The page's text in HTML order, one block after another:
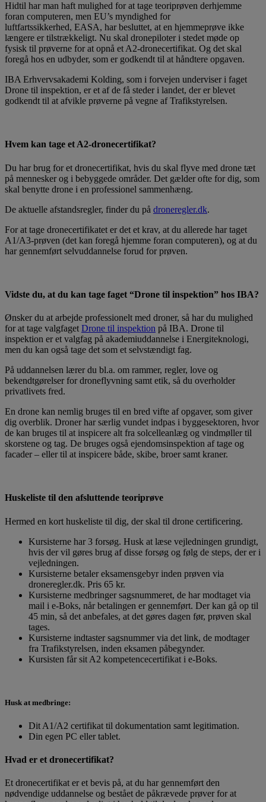
Hidtil har man haft mulighed for at tage teoriprøven derhjemme
foran computeren, men EU’s myndighed for
luftfartssikkerhed, EASA, har besluttet, at en hjemmeprøve ikke
længere er tilstrækkeligt. Nu skal dronepiloter i stedet møde op
fysisk til prøverne for at opnå et A2-dronecertifikat. Og det skal
foregå hos en udbyder, som er godkendt til at håndtere opgaven.
IBA Erhvervsakademi Kolding, som i forvejen underviser i faget
Drone til inspektion, er et af de få steder i landet, der er blevet
godkendt til at afvikle prøverne på vegne af Trafikstyrelsen.
Hvem kan tage et A2-dronecertifikat?
Du har brug for et dronecertifikat, hvis du skal flyve med drone tæt
på mennesker og i bebyggede områder. Det gælder ofte for dig, som
skal benytte drone i en professionel sammenhæng.
De aktuelle afstandsregler, finder du på droneregler.dk.
For at tage dronecertifikatet er det et krav, at du allerede har taget
A1/A3-prøven (det kan foregå hjemme foran computeren), og at du
har gennemført selvuddannelse forud for prøven.
Vidste du, at du kan tage faget “Drone til inspektion” hos IBA?
Ønsker du at arbejde professionelt med droner, så har du mulighed
for at tage valgfaget Drone til inspektion på IBA. Drone til
inspektion er et valgfag på akademiuddannelse i Energiteknologi,
men du kan også tage det som et selvstændigt fag.
På uddannelsen lærer du bl.a. om rammer, regler, love og
bekendtgørelser for droneflyvning samt etik, så du overholder
privatlivets fred.
En drone kan nemlig bruges til en bred vifte af opgaver, som giver
dig overblik. Droner har særlig vundet indpas i byggesektoren, hvor
de kan bruges til at inspicere alt fra solcelleanlæg og vindmøller til
skorstene og tag. De bruges også ejendomsinspektion af tage og
facader – eller til at inspicere både, skibe, broer samt kraner.
Huskeliste til den afsluttende teoriprøve
Hermed en kort huskeliste til dig, der skal til drone certificering.
Kursisterne har 3 forsøg. Husk at læse vejledningen grundigt,
hvis der vil gøres brug af disse forsøg og følg de steps, der er i
vejledningen.
Kursisterne betaler eksamensgebyr inden prøven via
droneregler.dk. Pris 65 kr.
Kursisterne medbringer sagsnummeret, de har modtaget via
mail i e-Boks, når betalingen er gennemført. Der kan gå op til
45 min, så det anbefales, at det gøres dagen før, prøven skal
tages.
Kursisterne indtaster sagsnummer via det link, de modtager
fra Trafikstyrelsen, inden eksamen påbegynder.
Kursisten får sit A2 kompetencecertifikat i e-Boks.
Husk at medbringe:
Dit A1/A2 certifikat til dokumentation samt legitimation.
Din egen PC eller tablet.
Hvad er et dronecertifikat?
Et dronecertifikat er et bevis på, at du har gennemført den
nødvendige uddannelse og bestået de påkrævede prøver for at